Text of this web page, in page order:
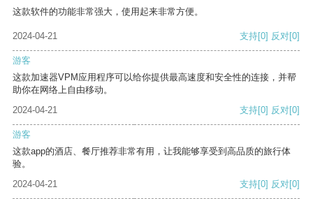
这款软件的功能非常强大，使用起来非常方便。
2024-04-21 支持[0] 反对[0]
游客
这款加速器VPM应用程序可以给你提供最高速度和安全性的连接，并帮
助你在网络上自由移动。
2024-04-21
支持[0] 反对[0]
游客
这款app的酒店、餐厅推荐非常有用，让我能够享受到高品质的旅行体
验。
2024-04-21
支持[0] 反对[0]